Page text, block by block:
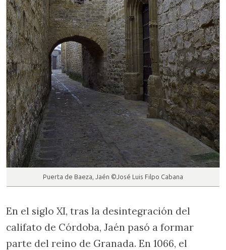
Puerta de Baeza, Jaén ©José Luis Filpo Cabana
En el siglo XI, tras la desintegración del
califato de Córdoba, Jaén pasó a formar
parte del reino de Granada. En 1066, el